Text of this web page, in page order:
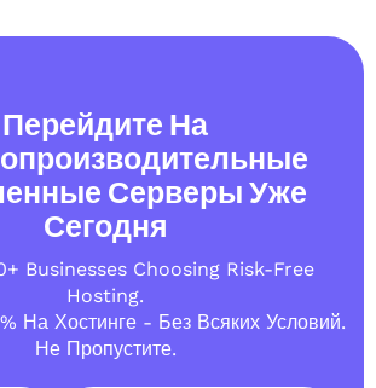
Перейдите На
Серверы Уже
Сегодня
Businesses Choosing Risk-Free
Hosting.
На Хостинге - Без Всяких Условий.
Не Пропустите.